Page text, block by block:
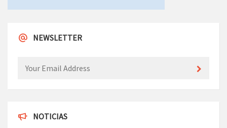
NEWSLETTER
NOTICIAS